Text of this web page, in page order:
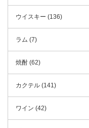
ウイスキー (136)
ラム (7)
焼酎 (62)
カクテル (141)
ワイン (42)